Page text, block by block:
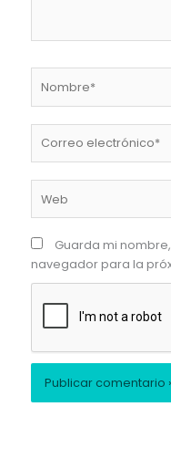
electrónico*
Guarda mi
navegador para la